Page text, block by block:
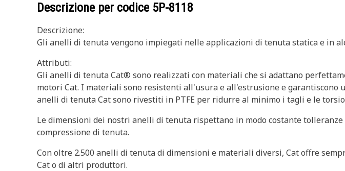
Descrizione per codice 5P-8118
Descrizione:
Gli anelli di tenuta vengono impiegati nelle applicazioni di tenuta statica e in
Attributi:
Gli anelli di tenuta Cat® sono realizzati con materiali che si adattano
motori Cat. I materiali sono resistenti all'usura e all'estrusione e
anelli di tenuta Cat sono rivestiti in PTFE per ridurre al minimo i tagli e le
Le dimensioni dei nostri anelli di tenuta rispettano in modo costante
compressione di tenuta.
Con oltre 2.500 anelli di tenuta di dimensioni e materiali diversi, Cat offre
Cat o di altri produttori.